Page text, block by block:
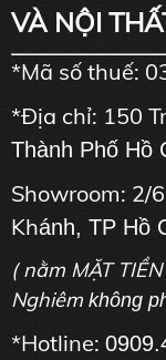
VÀ NỘI
*Mã số thuế:
*Địa chỉ: 150
Thành Phố Hồ
Showroom: 2/
Khánh, TP Hồ
( nằm MẶT
Nghiêm không
*Hotline: